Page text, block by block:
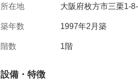
所在地 大阪府枚方市三栗1-
築年数 1997年2月築
階数 1階
設備・特徴